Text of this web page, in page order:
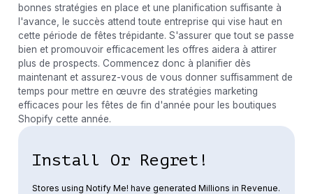
bonnes stratégies en place et une planification suffisante à
l'avance, le succès attend toute entreprise qui vise haut en
cette période de fêtes trépidante. S'assurer que tout se passe
bien et promouvoir efficacement les offres aidera à attirer
plus de prospects. Commencez donc à planifier dès
maintenant et assurez-vous de vous donner suffisamment de
temps pour mettre en œuvre des stratégies marketing
efficaces pour les fêtes de fin d'année pour les boutiques
Shopify cette année.
Install Or Regret!
Stores using Notify Me! have generated Millions in Revenue.